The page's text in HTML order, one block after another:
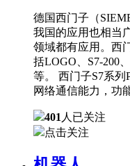
德国西门子（
我国的应用也相当
领域都有应用。西
括LOGO、S7-200
等。 西门子S7系
网络通信能力，功
401 人已关注
点击关注